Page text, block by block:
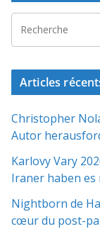
Articles
Christopher
Autor
Karlovy Vary
Iraner haben
Nightborn de
cœur du post-